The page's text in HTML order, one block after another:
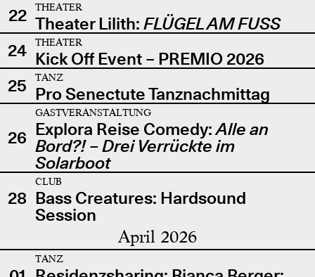
22
THEATER
Theater Lilith: FLÜGEL AM FUSS
24
THEATER
Kick Off Event – PREMIO 2026
25
TANZ
Pro Senectute Tanznachmittag
26
GASTVERANSTALTUNG
Explora Reise Comedy:Alle an
Bord?! – Drei Verrückte im
Solarboot
28
CLUB
Bass Creatures: Hardsound
Session
April 2026
TANZ